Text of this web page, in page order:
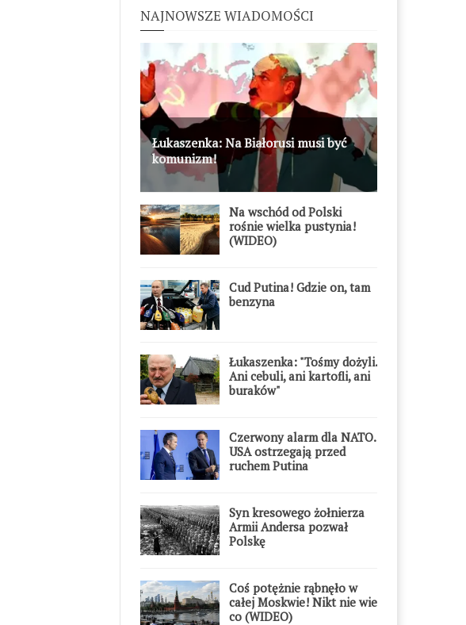
NAJNOWSZE WIADOMOŚCI
Łukaszenka: Na Białorusi musi być
komunizm!
Na wschód od Polski
rośnie wielka pustynia!
(WIDEO)
Cud Putina! Gdzie on, tam
benzyna
Łukaszenka: "Tośmy dożyli.
Ani cebuli, ani kartofli, ani
buraków"
Czerwony alarm dla NATO.
USA ostrzegają przed
ruchem Putina
Syn kresowego żołnierza
Armii Andersa pozwał
Polskę
Coś potężnie rąbnęło w
całej Moskwie! Nikt nie wie
co (WIDEO)